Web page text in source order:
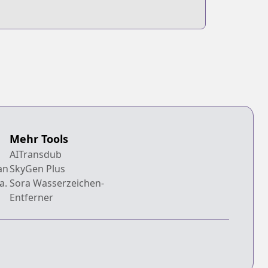
Mehr Tools
AITransdub
SkyGen Plus
Sora Wasserzeichen-
Entferner